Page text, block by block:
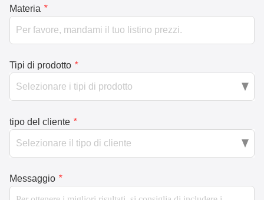
Materia *
Tipi di prodotto *
tipo del cliente *
Messaggio *